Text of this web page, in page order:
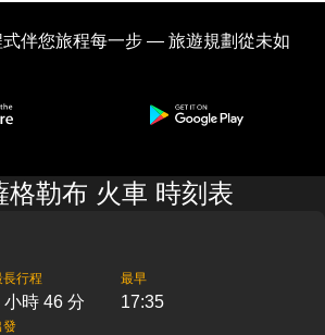
伴您旅程每一步 — 旅遊規劃從未如
格勒布 火車 時刻表
長行程
小時 46 分
最早
17:35
發